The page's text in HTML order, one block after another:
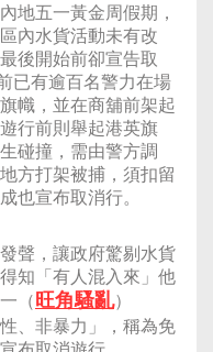
地五一黃金周假期，
內水貨活動未有改
後開始前卻宣告取
已有逾百名警力在場
幟，並在商舖前架起
行前則舉起港英旗
碰撞，需由警方調
方打架被捕，須扣留
也宣布取消行。
聲，讓政府驚剔水貨
知「有人混入來」他
（ 旺角騷亂）
、非暴力」，稱為免